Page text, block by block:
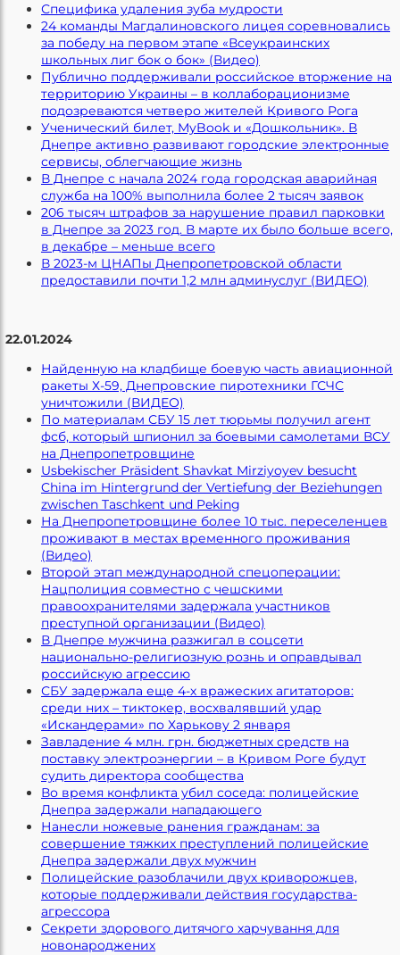
Специфика удаления зуба мудрости
24 команды Магдалиновского лицея соревновались
за победу на первом этапе «Всеукраинских
школьных лиг бок о бок» (Видео)
Публично поддерживали российское вторжение на
территорию Украины – в коллаборационизме
подозреваются четверо жителей Кривого Рога
Ученический билет, МуBook и «Дошкольник». В
Днепре активно развивают городские электронные
сервисы, облегчающие жизнь
В Днепре с начала 2024 года городская аварийная
служба на 100% выполнила более 2 тысяч заявок
206 тысяч штрафов за нарушение правил парковки
в Днепре за 2023 год. В марте их было больше всего,
в декабре – меньше всего
В 2023-м ЦНАПы Днепропетровской области
предоставили почти 1,2 млн админуслуг (ВИДЕО)
22.01.2024
Найденную на кладбище боевую часть авиационной
ракеты Х-59, Днепровские пиротехники ГСЧС
уничтожили (ВИДЕО)
По материалам СБУ 15 лет тюрьмы получил агент
фсб, который шпионил за боевыми самолетами ВСУ
на Днепропетровщине
Usbekischer Präsident Shavkat Mirziyoyev besucht
China im Hintergrund der Vertiefung der Beziehungen
zwischen Taschkent und Peking
На Днепропетровщине более 10 тыс. переселенцев
проживают в местах временного проживания
(Видео)
Второй этап международной спецоперации:
Нацполиция совместно с чешскими
правоохранителями задержала участников
преступной организации (Видео)
В Днепре мужчина разжигал в соцсети
национально-религиозную рознь и оправдывал
российскую агрессию
СБУ задержала еще 4-х вражеских агитаторов:
среди них – тиктокер, восхвалявший удар
«Искандерами» по Харькову 2 января
Завладение 4 млн. грн. бюджетных средств на
поставку электроэнергии – в Кривом Роге будут
судить директора сообщества
Во время конфликта убил соседа: полицейские
Днепра задержали нападающего
Нанесли ножевые ранения гражданам: за
совершение тяжких преступлений полицейские
Днепра задержали двух мужчин
Полицейские разоблачили двух криворожцев,
которые поддерживали действия государства-
агрессора
Секрети здорового дитячого харчування для
новонароджених